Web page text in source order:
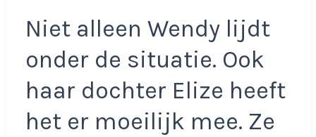
Niet alleen Wendy lijdt
onder de situatie. Ook
haar dochter Elize heeft
het er moeilijk mee. Ze